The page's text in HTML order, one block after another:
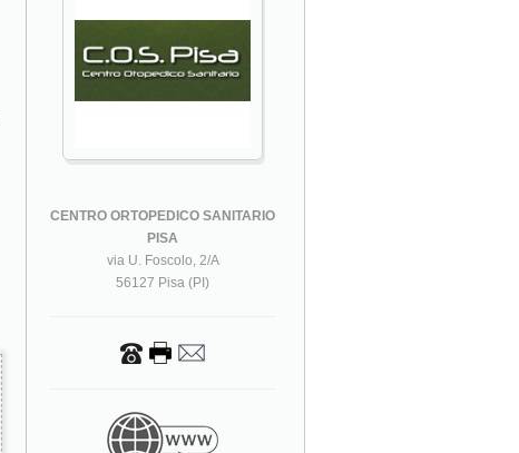
CENTRO ORTOPEDICO SANITARIO
PISA
via U. Foscolo, 2/A
56127 Pisa (PI)